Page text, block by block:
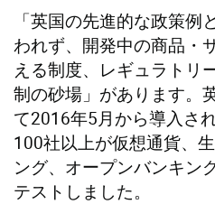
「英国の先進的な政策例
われず、開発中の商品・
える制度、レギュラトリ
制の砂場」があります。
て2016年5月から導入さ
100社以上が仮想通貨、
ング、オープンバンキン
テストしました。